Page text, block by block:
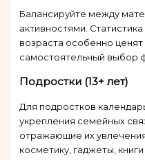
Балансируйте между
активностями.
возраста особенно
самостоятельный выбор
Подростки (13+ лет)
Для подростков
укрепления семейных
отражающие их
косметику, гаджеты,